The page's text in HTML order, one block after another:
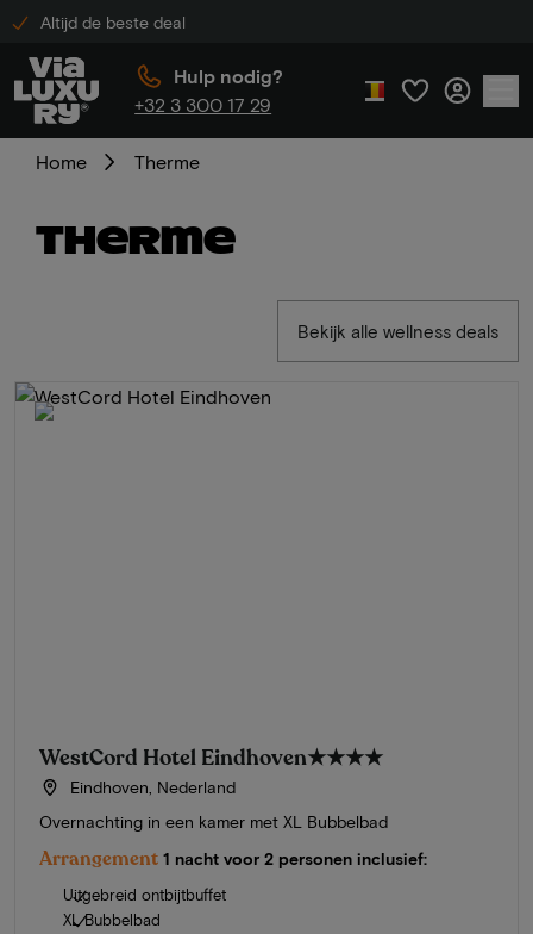
Altijd de beste deal
Hulp nodig?
+32 3 300 17 29
Home Therme
Therme
Bekijk alle wellness deals
WestCord Hotel Eindhoven★★★★
Eindhoven, Nederland
Overnachting in een kamer met XL Bubbelbad
Arrangement 1 nacht voor 2 personen inclusief:
Uitgebreid ontbijtbuffet
XL Bubbelbad